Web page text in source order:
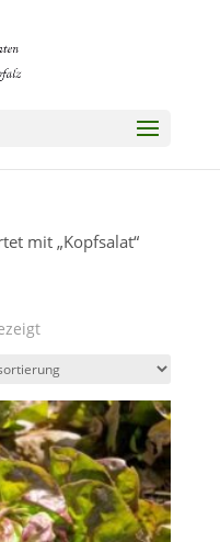
mit „Kopfsalat“